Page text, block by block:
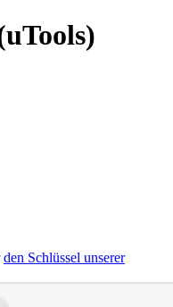
den Schlüssel unserer